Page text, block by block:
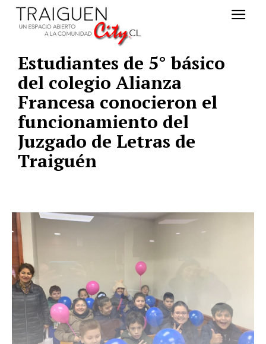
Estudiantes de 5° básico
del colegio Alianza
Francesa conocieron el
funcionamiento del
Juzgado de Letras de
Traiguén